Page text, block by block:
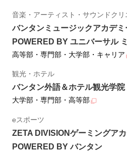
音楽・アーティスト・サウンドクリ
バンタンミュージックアカデミ
POWERED BY ユニバーサル
高等部・専門部・大学部・キャリア
観光・ホテル
バンタン外語＆ホテル観光学院
大学部・専門部・高等部
eスポーツ
ZETA DIVISIONゲーミングア
POWERED BY バンタン